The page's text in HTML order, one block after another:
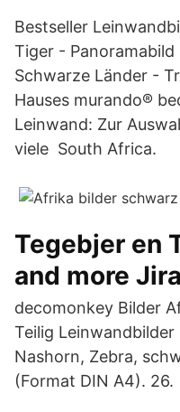
Bestseller
Tiger - Panoramabild
Schwarze Länder -
Hauses murando®
Leinwand: Zur
viele South Africa.
Tegebjer en
and more
decomonkey Bilder
Teilig
Nashorn, Zebra,
(Format DIN A4). 26.